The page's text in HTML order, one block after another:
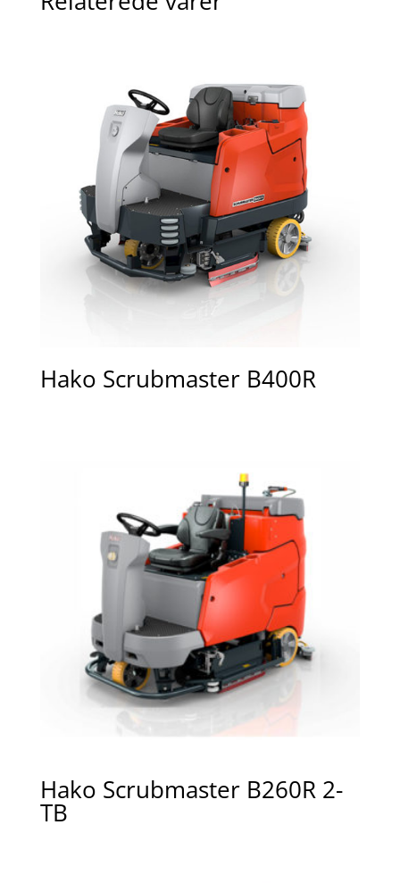
Hako Scrubmaster B400R
Hako Scrubmaster B260R 2-
TB